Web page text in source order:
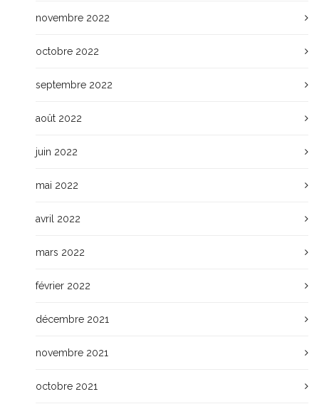
novembre 2022
octobre 2022
septembre 2022
août 2022
juin 2022
mai 2022
avril 2022
mars 2022
février 2022
décembre 2021
novembre 2021
octobre 2021